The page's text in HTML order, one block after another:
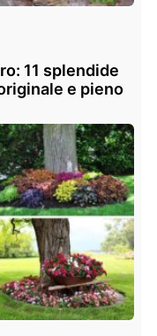
11 splendide
e pieno